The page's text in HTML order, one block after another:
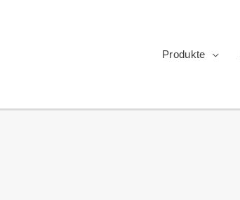
Produkte